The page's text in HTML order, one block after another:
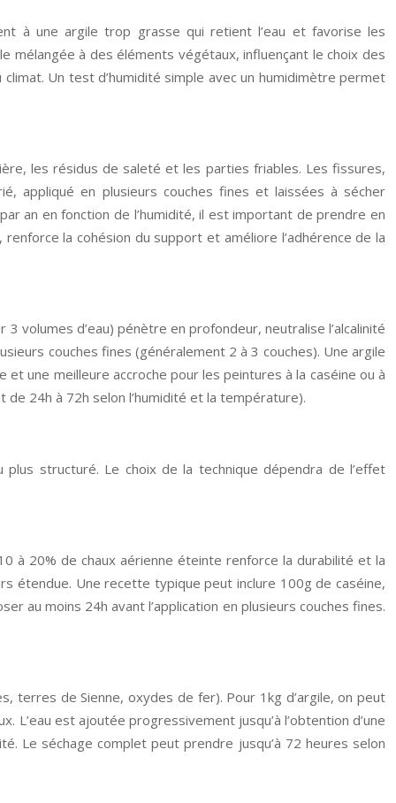
à une argile trop grasse qui retient l’eau et favorise les
mélangée à des éléments végétaux, influençant le choix des
Un test d’humidité simple avec un humidimètre permet
les résidus de saleté et les parties friables. Les fissures,
appliqué en plusieurs couches fines et laissées à sécher
an en fonction de l’humidité, il est important de prendre en
la cohésion du support et améliore l’adhérence de la
volumes d’eau) pénètre en profondeur, neutralise l’alcalinité
couches fines (généralement 2 à 3 couches). Une argile
une meilleure accroche pour les peintures à la caséine ou à
24h à 72h selon l’humidité et la température).
structuré. Le choix de la technique dépendra de l’effet
à 20% de chaux aérienne éteinte renforce la durabilité et la
étendue. Une recette typique peut inclure 100g de caséine,
au moins 24h avant l’application en plusieurs couches fines.
terres de Sienne, oxydes de fer). Pour 1kg d’argile, on peut
est ajoutée progressivement jusqu’à l’obtention d’une
Le séchage complet peut prendre jusqu’à 72 heures selon